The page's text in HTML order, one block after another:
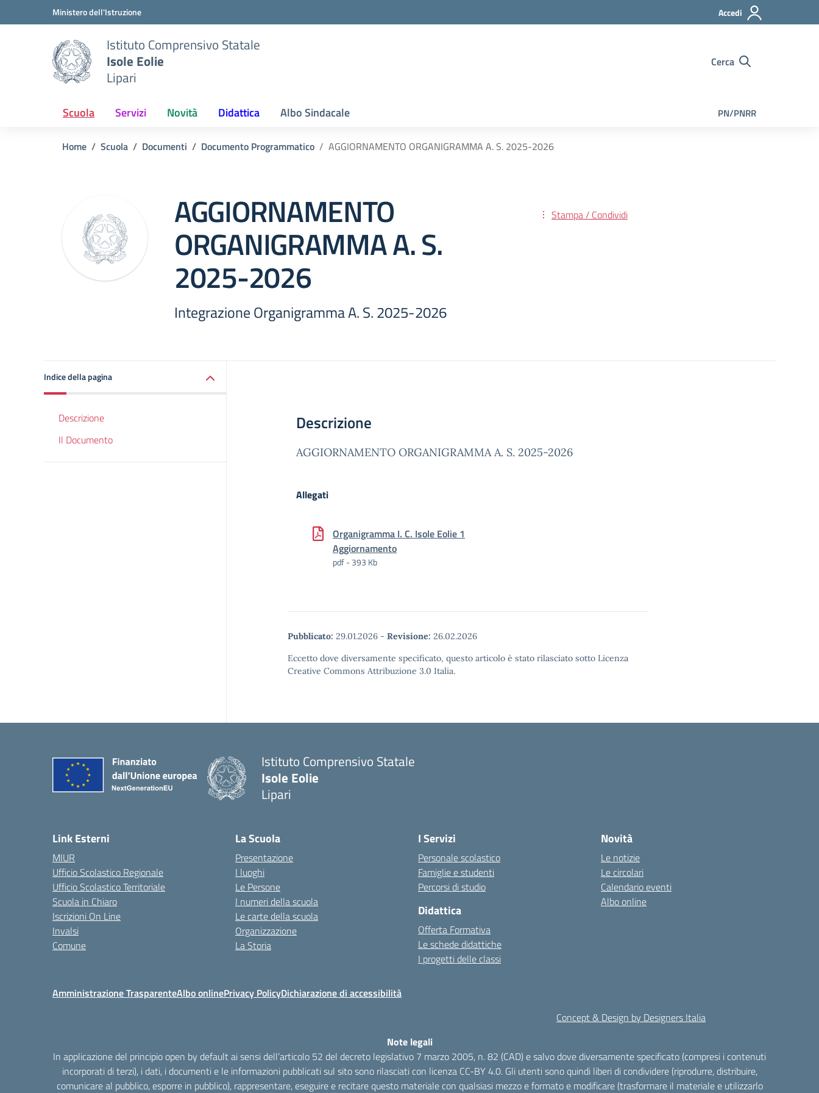
Vai ai contenuti
Vai al menu di navigazione
Ministero dell'Istruzione Accedi
Istituto Comprensivo Statale
Isole Eolie
Lipari
Cerca
Scuola Servizi Novità Didattica Albo Sindacale PN/PNRR
Home Scuola Documenti Documento Programmatico AGGIORNAMENTO ORGANIGRAMMA A. S. 2025-2026
AGGIORNAMENTO
ORGANIGRAMMA A. S.
2025-2026
Integrazione Organigramma A. S. 2025-2026
Stampa / Condividi
Indice della pagina
Descrizione
Il Documento
Descrizione
AGGIORNAMENTO ORGANIGRAMMA A. S. 2025-2026
Allegati
Organigramma I. C. Isole Eolie 1
Aggiornamento
pdf - 393 Kb
Pubblicato: 29.01.2026 - Revisione: 26.02.2026
Eccetto dove diversamente specificato, questo articolo è stato rilasciato sotto Licenza
Creative Commons Attribuzione 3.0 Italia.
Istituto Comprensivo Statale
Isole Eolie
Lipari
Link Esterni
MIUR
Ufficio Scolastico Regionale
Ufficio Scolastico Territoriale
Scuola in Chiaro
Iscrizioni On Line
Invalsi
Comune
La Scuola
Presentazione
I luoghi
Le Persone
I numeri della scuola
Le carte della scuola
Organizzazione
La Storia
I Servizi
Personale scolastico
Famiglie e studenti
Percorsi di studio
Didattica
Offerta Formativa
Le schede didattiche
I progetti delle classi
Novità
Le notizie
Le circolari
Calendario eventi
Albo online
Amministrazione TrasparenteAlbo onlinePrivacy PolicyDichiarazione di accessibilità
Concept & Design by Designers Italia
Note legali
In applicazione del principio open by default ai sensi dell’articolo 52 del decreto legislativo 7 marzo 2005, n. 82 (CAD) e salvo dove diversamente specificato (compresi i contenuti
incorporati di terzi), i dati, i documenti e le informazioni pubblicati sul sito sono rilasciati con licenza CC-BY 4.0. Gli utenti sono quindi liberi di condividere (riprodurre, distribuire,
comunicare al pubblico, esporre in pubblico), rappresentare, eseguire e recitare questo materiale con qualsiasi mezzo e formato e modificare (trasformare il materiale e utilizzarlo